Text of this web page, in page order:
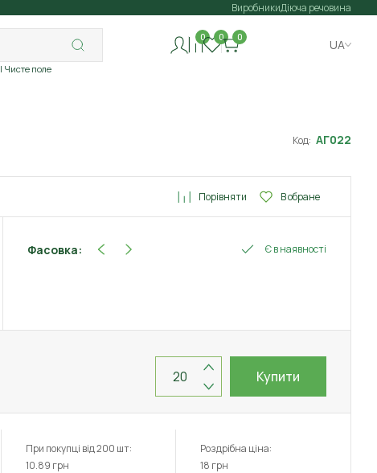
ВиробникиДіюча речовина
| Чисте поле
0 0 0
UA
Код: АГ022
Порівняти В обране
Фасовка: Є в наявності
Купити
При покупці від 200 шт:
10.89 грн
Роздрібна ціна:
18 грн